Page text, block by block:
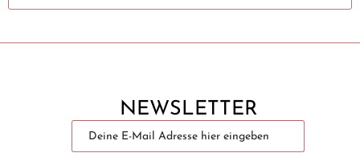
NEWSLETTER